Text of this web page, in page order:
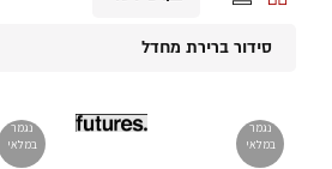
סידור ברירת מחדל
נגמר
במלאי
נגמר
במלאי